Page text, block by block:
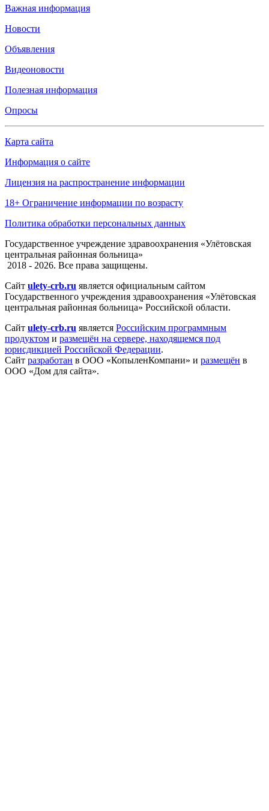
Важная информация
Новости
Объявления
Видеоновости
Полезная информация
Опросы
Карта сайта
Информация о сайте
Лицензия на распространение информации
18+ Ограничение информации по возрасту
Политика обработки персональных данных
Государственное учреждение здравоохранения «Улётовская
центральная районная больница»
2018 - 2026. Все права защищены.
Сайт ulety-crb.ru является официальным сайтом
Государственного учреждения здравоохранения «Улётовская
центральная районная больница» Российской области.
Сайт ulety-crb.ru является Российским программным
продуктом и размещён на сервере, находящемся под
юрисдикцией Российской Федерации.
Сайт разработан в ООО «КопыленКомпани» и размещён в
ООО «Дом для сайта».